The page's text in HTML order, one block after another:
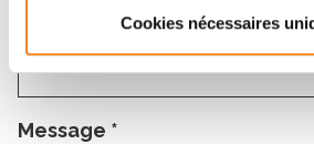
Cookies nécessaires
Message *